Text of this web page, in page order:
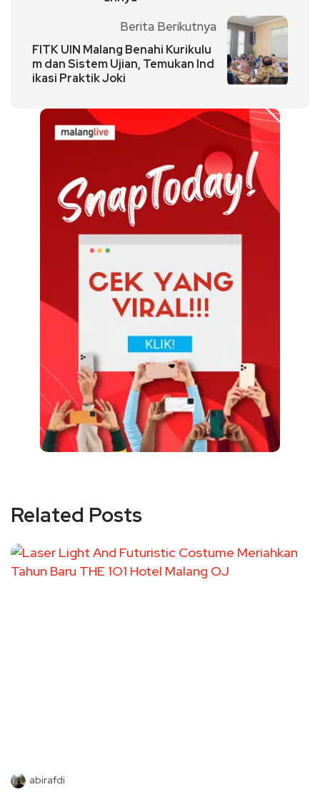
Berita Berikutnya
FITK UIN Malang Benahi Kurikulu
m dan Sistem Ujian, Temukan Ind
ikasi Praktik Joki
Related Posts
abirafdi